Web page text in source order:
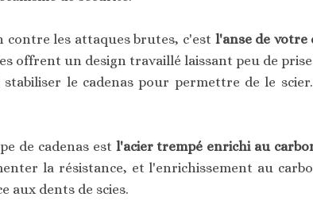
contre les attaques brutes, c'est l'anse de votre
offrent un design travaillé laissant peu de
le cadenas pour permettre de le
de cadenas est l'acier trempé enrichi au
la résistance, et l'enrichissement au
aux dents de scies.